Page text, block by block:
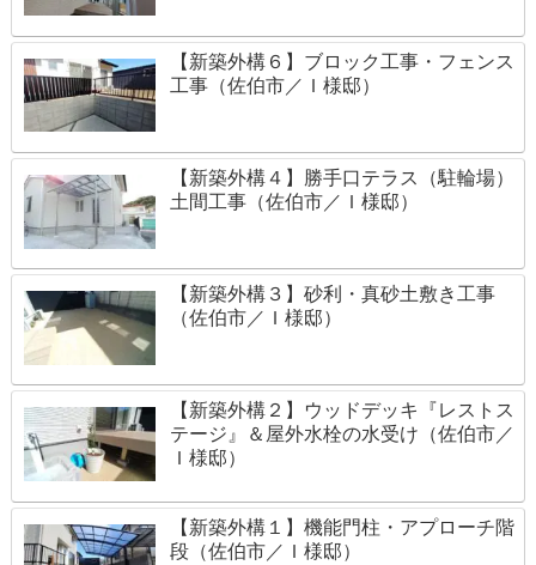
【新築外構６】ブロック工事・フェンス
工事（佐伯市／Ｉ様邸）
【新築外構４】勝手口テラス（駐輪場）
土間工事（佐伯市／Ｉ様邸）
【新築外構３】砂利・真砂土敷き工事
（佐伯市／Ｉ様邸）
【新築外構２】ウッドデッキ『レストス
テージ』＆屋外水栓の水受け（佐伯市／
Ｉ様邸）
【新築外構１】機能門柱・アプローチ階
段（佐伯市／Ｉ様邸）